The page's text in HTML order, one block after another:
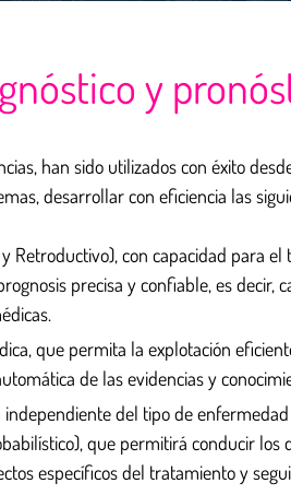
y
han sido utilizados con éxito
desarrollar con eficiencia las
con capacidad para
precisa y confiable, es decir,
que permita la explotación
de las evidencias y
del tipo de
que permitirá conducir los
específicos del tratamiento y